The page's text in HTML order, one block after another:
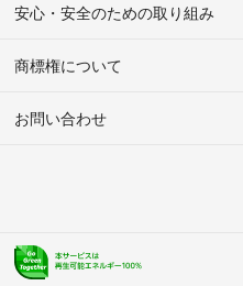
安心・安全のための取り組み
商標権について
お問い合わせ